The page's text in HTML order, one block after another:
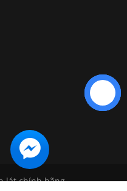
lát chính hãng
Liên hệ